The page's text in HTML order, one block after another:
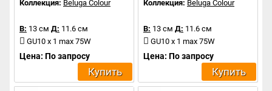
Коллекция: Beluga Colour
В: 13 см Д: 11.6 см
GU10 x 1 max 75W
Цена: По запросу
Купить
Коллекция: Beluga Colour
В: 13 см Д: 11.6 см
GU10 x 1 max 75W
Цена: По запросу
Купить